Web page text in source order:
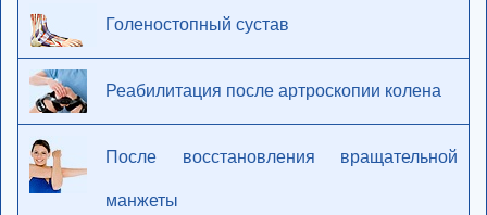
Голеностопный сустав
Реабилитация после артроскопии колена
После восстановления вращательной
манжеты